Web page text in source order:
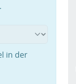
in der